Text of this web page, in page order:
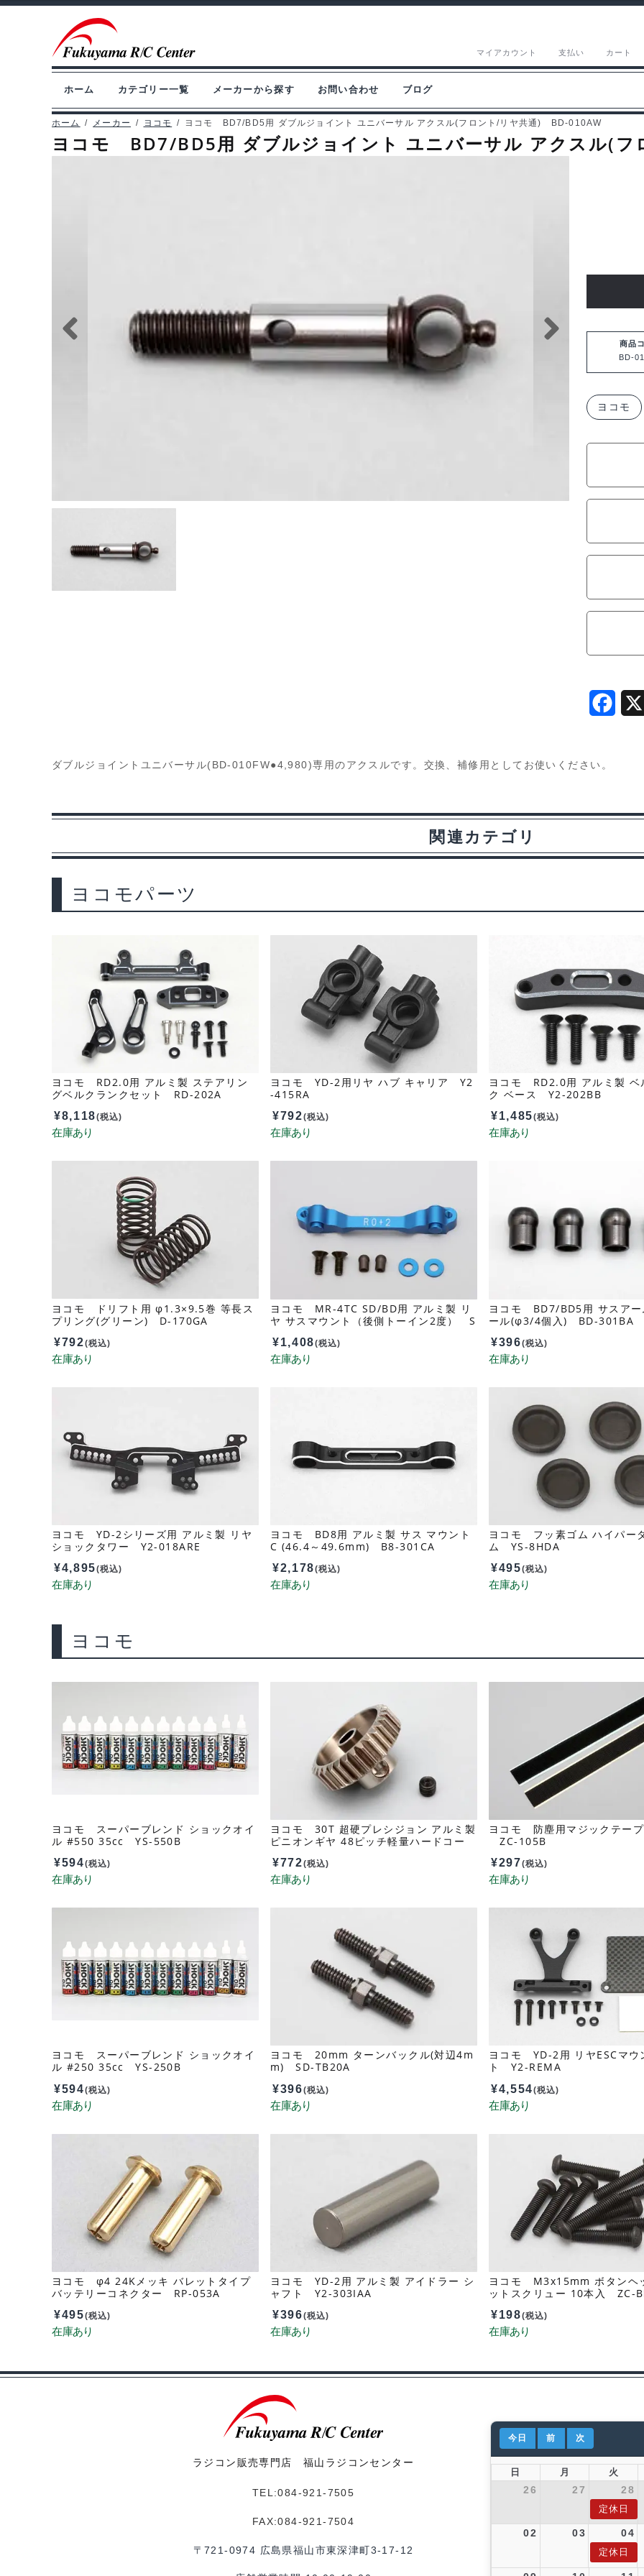
ビ
ゲ
ョ
ン
ン
テ
へ
ス
マイアカウント 支払い カート
ホーム カテゴリー一覧 メーカーから探す お問い合わせ ブログ
ホーム / メーカー / ヨコモ / ヨコモ BD7/BD5用 ダブルジョイント ユニバーサル アクスル(フロント/リヤ共通) BD-010AW
ヨコモ BD7/BD5用 ダブルジョイント ユニバーサル アクスル(
BD7/BD5
ブ
ジ
イ
ン
ユ
ス
ロ
商品
BD-
ヨコモ
o
ダブルジョイントユニバーサル(BD-010FW●4,980)専用のアクスルです。交換、補修用としてお使いください。
関連カテゴリ
ヨコモパーツ
ヨコモ RD2.0用 アルミ製 ステアリン
グベルクランクセット RD-202A
¥8,118(税込)
ヨコモ YD-2用リヤ ハブ キャリア Y2
-415RA
¥792(税込)
ヨコモ RD2.0用 アルミ製 ベ
ク ベース Y2-202BB
¥1,485(税込)
ヨコモ ドリフト用 φ1.3×9.5巻 等長ス
プリング(グリーン) D-170GA
¥792(税込)
ヨコモ MR-4TC SD/BD用 アルミ製 リ
ヤ サスマウント（後側トーイン2度） S
¥1,408(税込)
ヨコモ BD7/BD5用 サスアー
ール(φ3/4個入) BD-301BA
¥396(税込)
ヨコモ YD-2シリーズ用 アルミ製 リヤ
ショックタワー Y2-018ARE
¥4,895(税込)
ヨコモ BD8用 アルミ製 サス マウント
C (46.4～49.6mm) B8-301CA
¥2,178(税込)
ヨコモ フッ素ゴム ハイパー
ム YS-8HDA
¥495(税込)
ヨコモ
ヨコモ スーパーブレンド ショックオイ
ル #550 35cc YS-550B
¥594(税込)
ヨコモ 30T 超硬プレシジョン アルミ製
ピニオンギヤ 48ピッチ軽量ハードコー
¥772(税込)
ヨコモ 防塵用マジックテー
ZC-105B
¥297(税込)
ヨコモ スーパーブレンド ショックオイ
ル #250 35cc YS-250B
¥594(税込)
ヨコモ 20mm ターンバックル(対辺4m
m) SD-TB20A
¥396(税込)
ヨコモ YD-2用 リヤESCマウ
ト Y2-REMA
¥4,554(税込)
ヨコモ φ4 24Kメッキ バレットタイプ
バッテリーコネクター RP-053A
¥495(税込)
ヨコモ YD-2用 アルミ製 アイドラー シ
ャフト Y2-303IAA
¥396(税込)
ヨコモ M3x15mm ボタンヘ
ットスクリュー 10本入 ZC-
¥198(税込)
ラジコン販売専門店 福山ラジコンセンター
TEL:084-921-7505
FAX:084-921-7504
〒721-0974 広島県福山市東深津町3-17-12
今日 前 次
日 月 火
26 27 28
定休日
02 03 04
定休日